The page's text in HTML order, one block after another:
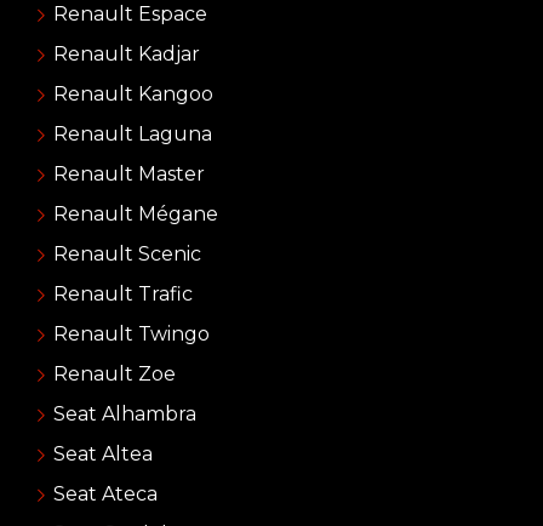
Renault Espace
Renault Kadjar
Renault Kangoo
Renault Laguna
Renault Master
Renault Mégane
Renault Scenic
Renault Trafic
Renault Twingo
Renault Zoe
Seat Alhambra
Seat Altea
Seat Ateca